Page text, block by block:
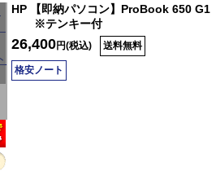
HP 【即納パソコン】ProBook 650 G1
※テンキー付
26,400円(税込) 送料無料
格安ノート